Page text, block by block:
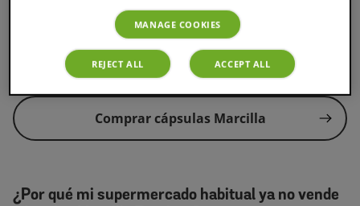
Comprar online te permite acceder a todas las
variedades, formatos y promociones, sin depender del
surtido de cada tienda física.
Comprar cápsulas Marcilla
¿Por qué mi supermercado habitual ya no vende
MANAGE COOKIES
REJECT ALL ACCEPT ALL